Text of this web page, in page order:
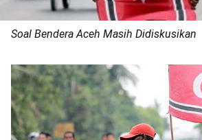
Soal Bendera Aceh Masih Didiskusikan